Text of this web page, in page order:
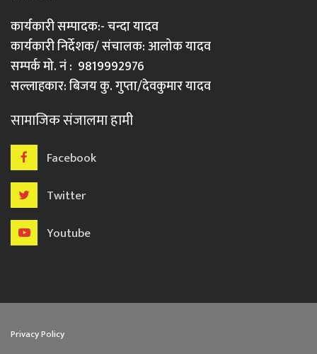
कार्यकारी सम्पादक:- चन्दा यादव
कार्यकारी निर्देशक/ संचालक: आलोक यादव
सम्पर्क मो. नं : 9819992976
सल्लाहकार: बिजय कु. गुप्ता/देवकुमार यादव
सामाजिक संजालमा हामी
Facebook
Twitter
Youtube
Privacy Policy